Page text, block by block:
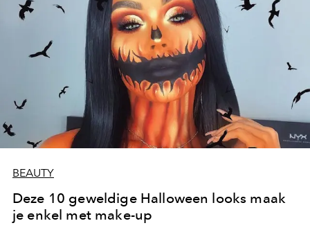
BEAUTY
Deze 10 geweldige Halloween looks maak
je enkel met make-up